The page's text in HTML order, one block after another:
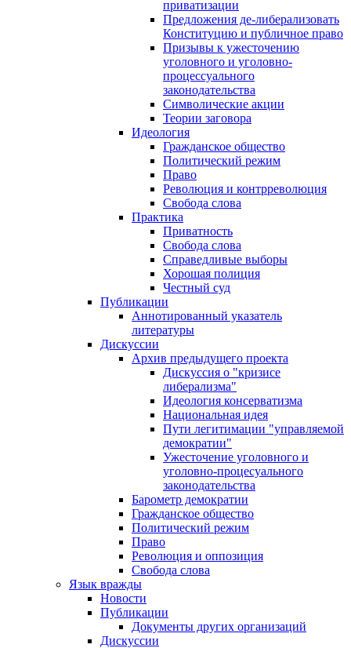
приватизации
Предложения де-либерализовать
Конституцию и публичное право
Призывы к ужесточению
уголовного и уголовно-
процессуального
законодательства
Символические акции
Теории заговора
Идеология
Гражданское общество
Политический режим
Право
Революция и контрреволюция
Свобода слова
Практика
Приватность
Свобода слова
Справедливые выборы
Хорошая полиция
Честный суд
Публикации
Аннотированный указатель
литературы
Дискуссии
Архив предыдущего проекта
Дискуссия о "кризисе
либерализма"
Идеология консерватизма
Национальная идея
Пути легитимации "управляемой
демократии"
Ужесточение уголовного и
уголовно-процесуального
законодательства
Барометр демократии
Гражданское общество
Политический режим
Право
Революция и оппозиция
Свобода слова
Язык вражды
Новости
Публикации
Документы других организаций
Дискуссии